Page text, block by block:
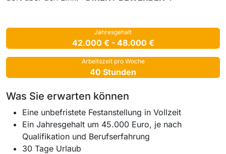
Jahresgehalt
42.000 € - 48.000 €
Arbeitszeit pro Woche
40 Stunden
Was Sie erwarten können
Eine unbefristete Festanstellung in Vollzeit
Ein Jahresgehalt um 45.000 Euro, je nach
Qualifikation und Berufserfahrung
30 Tage Urlaub